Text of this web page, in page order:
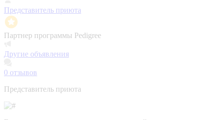
Представитель приюта
Партнер программы Pedigree
Другие объявления
0 отзывов
Представитель приюта